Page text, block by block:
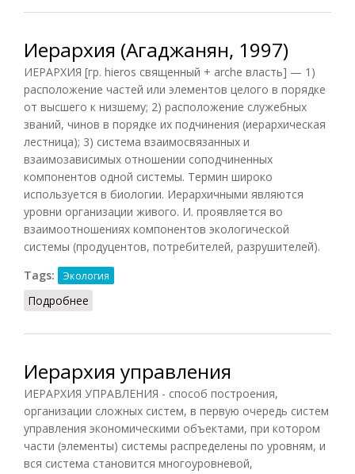
Иерархия (Агаджанян, 1997)
ИЕРАРХИЯ [гр. hieros священный + arche власть] — 1)
расположение частей или элементов целого в порядке
от высшего к низшему; 2) расположение служебных
званий, чинов в порядке их подчинения (иерархическая
лестница); 3) система взаимосвязанных и
взаимозависимых отношении соподчиненных
компонентов одной системы. Термин широко
используется в биологии. Иерархичными являются
уровни организации живого. И. проявляется во
взаимоотношениях компонентов экологической
системы (продуцентов, потребителей, разрушителей).
Tags:
Экология
Подробнее
Иерархия управления
ИЕРАРХИЯ УПРАВЛЕНИЯ - способ построения,
организации сложных систем, в первую очередь систем
управления экономическими объектами, при котором
части (элементы) системы распределены по уровням, и
вся система становится многоуровневой,